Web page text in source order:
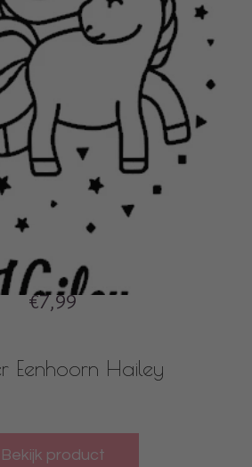
€7,99
Eenhoorn Hailey
Bekijk product